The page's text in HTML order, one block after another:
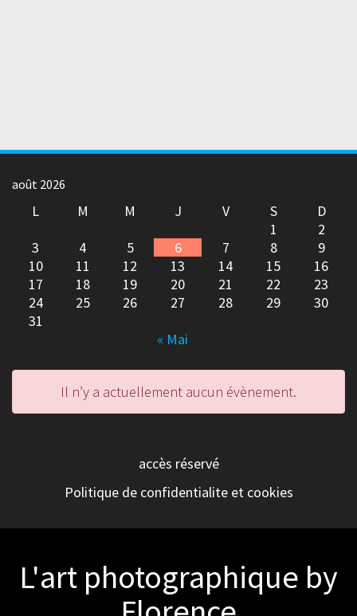
août 2026
L M M J V S
D
1
2
3
4 5 6 7 8
9
10
11 12 13 14 15
16
17
18 19 20 21 22
23
24
25 26 27 28 29
30
31
« Mai
Il n’y a actuellement aucun évènement.
accès réservé
Politique de confidentialite et cookies
L'art photographique by